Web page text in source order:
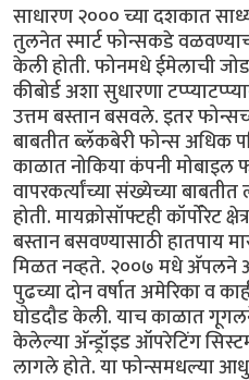
साधारण २००० च्या दशकात
तुलनेत स्मार्ट फोन्सकडे
केली होती. फोनमधे ईमेलाची
कीबोर्ड अशा सुधारणा
उत्तम बस्तान बसवले. इतर
बाबतीत ब्लॅकबेरी फोन्स अधिक
काळात नोकिया कंपनी मोबाइल
वापरकर्त्यांच्या संख्येच्या बाबतीत
होती. मायक्रोसॉफ्टही कॉर्पोरेट
बस्तान बसवण्यासाठी हातपाय
मिळत नव्हते. २००७ मधे अ‍ॅपलने
पुढच्या दोन वर्षात अमेरिका व
घोडदौड केली. याच काळात
केलेल्या अ‍ॅन्ड्रॉइड ऑपरेटिंग
लागले होते. या फोन्समधल्या